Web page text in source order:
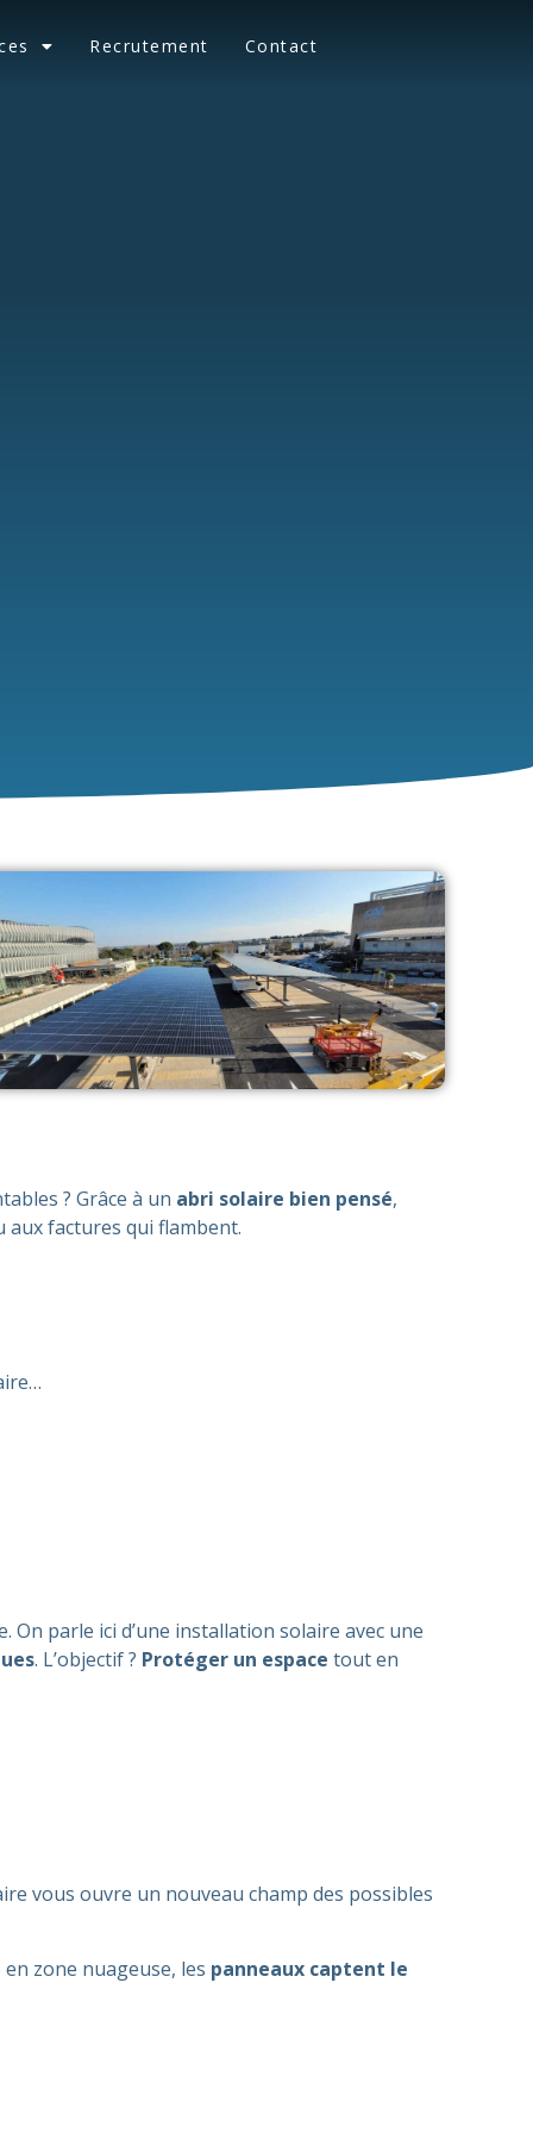
Recrutement Contact
? Grâce à un abri solaire bien pensé,
factures qui flambent.
On parle ici d’une installation solaire avec une
. L’objectif ? Protéger un espace tout en
vous ouvre un nouveau champ des possibles
zone nuageuse, les panneaux captent le